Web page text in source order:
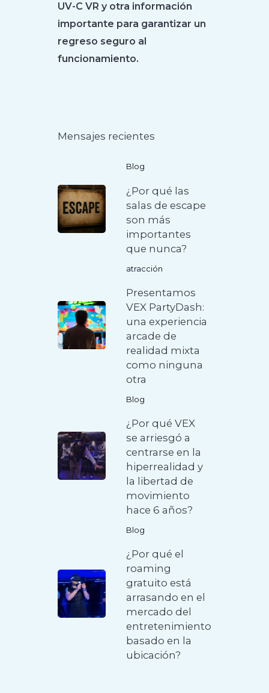
UV-C VR y otra información
importante para garantizar un
regreso seguro al
funcionamiento.
Mensajes recientes
Blog
¿Por qué las
salas de escape
son más
importantes
que nunca?
atracción
Presentamos
VEX PartyDash:
una experiencia
arcade de
realidad mixta
como ninguna
otra
Blog
¿Por qué VEX
se arriesgó a
centrarse en la
hiperrealidad y
la libertad de
movimiento
hace 6 años?
Blog
¿Por qué el
roaming
gratuito está
arrasando en el
mercado del
entretenimiento
basado en la
ubicación?